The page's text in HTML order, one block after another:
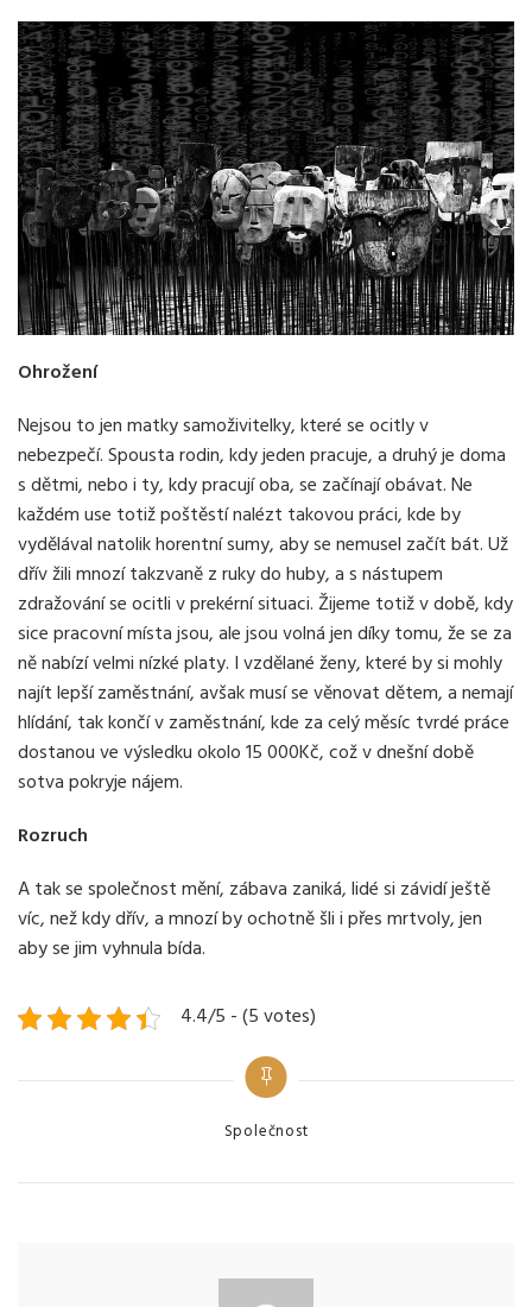
Ohrožení
Nejsou to jen matky samoživitelky, které se ocitly v
nebezpečí. Spousta rodin, kdy jeden pracuje, a druhý je doma
s dětmi, nebo i ty, kdy pracují oba, se začínají obávat. Ne
každém use totiž poštěstí nalézt takovou práci, kde by
vydělával natolik horentní sumy, aby se nemusel začít bát. Už
dřív žili mnozí takzvaně z ruky do huby, a s nástupem
zdražování se ocitli v prekérní situaci. Žijeme totiž v době, kdy
sice pracovní místa jsou, ale jsou volná jen díky tomu, že se za
ně nabízí velmi nízké platy. I vzdělané ženy, které by si mohly
najít lepší zaměstnání, avšak musí se věnovat dětem, a nemají
hlídání, tak končí v zaměstnání, kde za celý měsíc tvrdé práce
dostanou ve výsledku okolo 15 000Kč, což v dnešní době
sotva pokryje nájem.
Rozruch
A tak se společnost mění, zábava zaniká, lidé si závidí ještě
víc, než kdy dřív, a mnozí by ochotně šli i přes mrtvoly, jen
aby se jim vyhnula bída.
4.4/5 - (5 votes)
Categories
Společnost